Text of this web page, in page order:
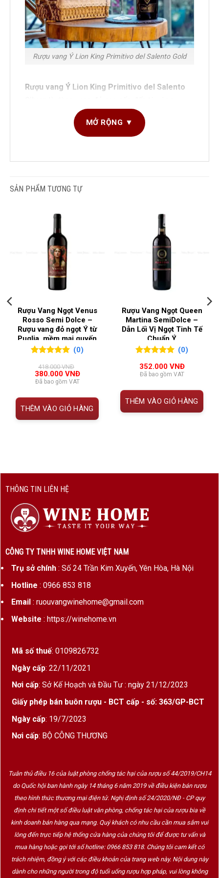
Rượu vang Ý Lion King Primitivo del Salento Gold
Rượu vang Ý Lion King Primitivo del Salento
Salento, miền Nam nước Ý, sản xuất bởi thương
Feudi Salentini . Với biểu tượng
yêu thích rượu vang Ý cá tính.
Thông tin rượu vang Ý Lion King Primitivo del
Salento Gold
HẠNG
MỤC
Tên sản
Lion King Primitivo del Salento Gold
Loại
rượu
Vang đỏ – Red Wine
Xuất xứ Salento – Puglia, miền Nam nước Ý
Nhà sản
xuất
Feudi Salentini
Giống
100% Primitivo
Màu sắc Đỏ ruby sẫm
socola, cam thảo
Phong
cách
Mạnh mẽ, dày dặn, hậu vị sâu và
dai dẳng
phục vụ
để rượu “mở” hoàn toàn
Salento – Mảnh đất nắng gió nuôi dưỡng giống
nho Primitivo đậm đà
Vùng Salento thuộc miền Nam nước Ý (Puglia), nổi
Khí hậu nóng, khô, nhiều nắng – giúp nho chín
đậm, vỏ dày, giàu đường và tannin.
mẽ.
Vang Salento thường cónồng độ cồn cao,
hương thơm đậm, vị mạnh và hậu vị kéo dài.
Thương hiệu Feudi Salentini – Niềm tự hào
của Puglia
Feudi Salentinilà một trong những nhà sản xuất
MỞ RỘNG ▼
GIỐNG NHO SẢN XUẤT
LOẠI RƯỢU Vang đỏ
NỒNG ĐỘ 15%
QUỐC GIA SẢN XUẤT
THƯƠNG HIỆU SẢN
PHẨM
Feudi
Salentini
SẢN PHẨM TƯƠNG TỰ
Rượu Vang Ngọt Venus
Rosso Semi Dolce –
Rượu vang đỏ ngọt Ý từ
Puglia, mềm mại quyến
rũ từ Le Vin Sud
đánh giá
(0)
418.000VNĐ
Giá
gốc
380.000 VNĐGiá
hiện
380.000 VNĐ.
Đã bao gồm VAT
THÊM VÀO GIỎ HÀNG
Rượu Vang Ngọt Queen
Martina SemiDolce –
Dẫn Lối Vị Ngọt Tinh Tế
Chuẩn Ý
đánh giá
(0)
352.000 VNĐ
Đã bao gồm VAT
THÊM VÀO GIỎ HÀNG
THÔNG TIN LIÊN HỆ
CÔNG TY TNHH WINE HOME VIỆT NAM
Trụ sở chính: Số 24 Trần Kim Xuyến, Yên Hòa, Hà Nội
Hotline : 0966 853 818
Email : ruouvangwinehome@gmail.com
Website : https://winehome.vn
Mã số thuế: 0109826732
Ngày cấp: 22/11/2021
Nơi cấp: Sở Kế Hoạch và Đầu Tư : ngày 21/12/2023
Giấy phép bán buôn rượu - BCT cấp - số: 363/GP-BCT
Ngày cấp: 19/7/2023
Nơi cấp: BỘ CÔNG THƯƠNG
Tuân thủ điều 16 của luật phòng chống tác hại của rượu số 44/2019/CH14
do Quốc hội ban hành ngày 14 tháng 6 năm 2019 về điều kiện bán rượu
theo hình thức thương mại điện tử. Nghị định số 24/2020/NĐ - CP quy
định chi tiết một số điều luật văn phòng, chống tác hại của rượu bia về
kinh doanh bán hàng qua mạng. Quý khách có nhu cầu cần mua sắm vui
lòng đến trực tiếp hệ thống cửa hàng của chúng tôi để được tư vấn và
mua hàng hoặc gọi tới số hotline: 0966 853 818. Chúng tôi cam kết có
trách nhiệm, đồng ý với các điều khoản của trang web này. Nội dung này
dành cho những người trong độ tuổi uống rượu hợp pháp, vui lòng không